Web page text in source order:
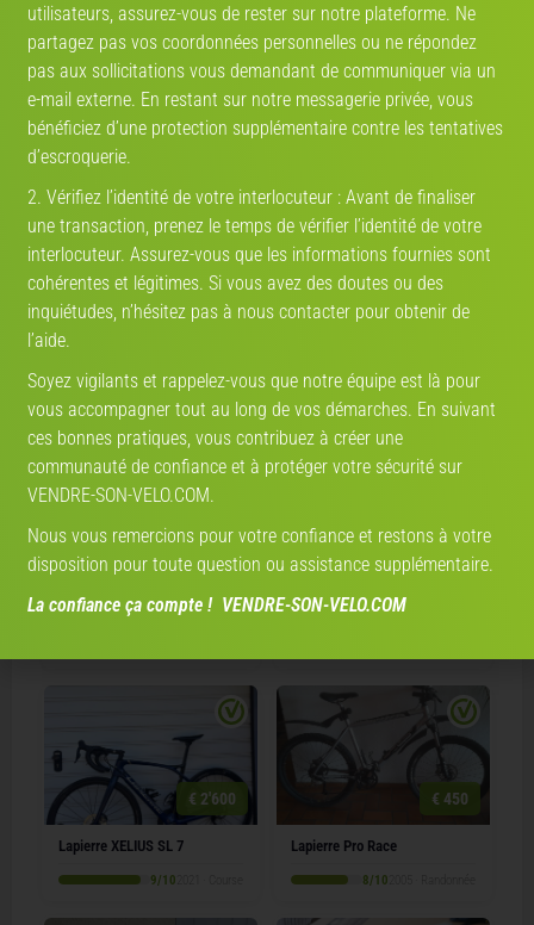
PARTENAIRE-DE-VELO.COM
ICI VOS PRÉFÉRENCES NE REGARDENT QUE VOUS !
CRÉEZ VOTRE PROFIL
Annonces qui pourraient vous intéresser
€ 1'000
Vélo route Lapierre SENSIUM
100
€ 1'780
Lapierre Aircode
€ 2'600
Lapierre XELIUS SL 7
9/10
€ 450
Lapierre Pro Race
8/10
utilisateurs, assurez-vous de rester sur notre plateforme. Ne
partagez pas vos coordonnées personnelles ou ne répondez
pas aux sollicitations vous demandant de communiquer via un
e-mail externe. En restant sur notre messagerie privée, vous
bénéficiez d’une protection supplémentaire contre les tentatives
d’escroquerie.
2. Vérifiez l’identité de votre interlocuteur : Avant de finaliser
une transaction, prenez le temps de vérifier l’identité de votre
interlocuteur. Assurez-vous que les informations fournies sont
cohérentes et légitimes. Si vous avez des doutes ou des
inquiétudes, n’hésitez pas à nous contacter pour obtenir de
l’aide.
Soyez vigilants et rappelez-vous que notre équipe est là pour
vous accompagner tout au long de vos démarches. En suivant
ces bonnes pratiques, vous contribuez à créer une
communauté de confiance et à protéger votre sécurité sur
VENDRE-SON-VELO.COM.
Nous vous remercions pour votre confiance et restons à votre
disposition pour toute question ou assistance supplémentaire.
La confiance ça compte ! VENDRE-SON-VELO.COM